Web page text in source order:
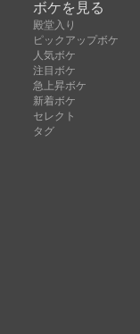
ボケを見る
殿堂入り
ピックアップボケ
人気ボケ
注目ボケ
急上昇ボケ
新着ボケ
セレクト
タグ